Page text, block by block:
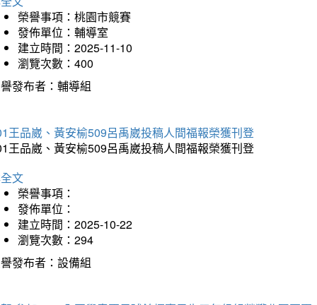
榮譽事項：桃園市競賽
發佈單位：輔導室
建立時間：2025-11-10
瀏覽次數：400
發布者：輔導組
王品崴、黃安榆509呂禹崴投稿人間福報榮獲刊登
王品崴、黃安榆509呂禹崴投稿人間福報榮獲刊登
文
榮譽事項：
發佈單位：
建立時間：2025-10-22
瀏覽次數：294
發布者：設備組